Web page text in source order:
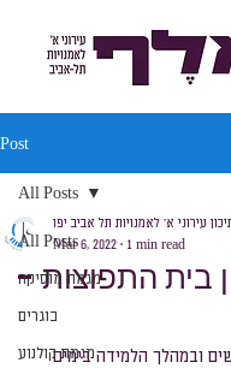
Post
All Posts
מגמת מוסיקה
בוגרים
מגמת קולנוע
All Posts
בית התפוצות -
עירוני א׳ לאמנויות תל אביב יפו
Mar 6, 2022
1 min read
ובמהלך הלמידה בימים